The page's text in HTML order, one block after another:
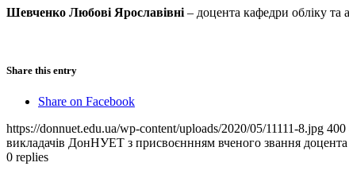
Шевченко Любові Ярославівні – доцента кафедри обліку та
Share this entry
Share on Facebook
https://donnuet.edu.ua/wp-content/uploads/2020/05/11111-8.jpg 400
викладачів ДонНУЕТ з присвоєннням вченого звання доцента
0 replies